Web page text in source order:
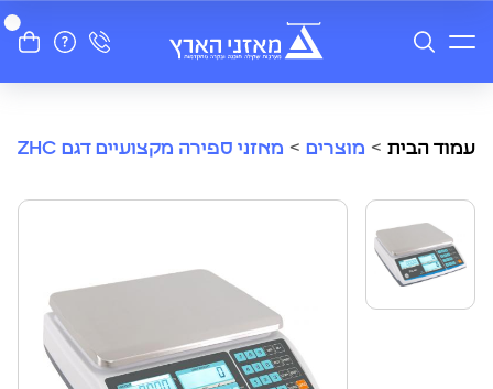
עמוד הבית > מוצרים > מאזני ספירה מקצועיים דגם ZHC